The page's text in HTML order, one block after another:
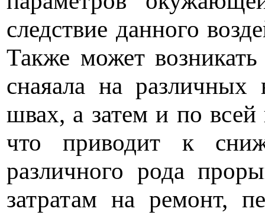
следствие данного
Также может
снаяала на различных
швах, а затем и по всей
что приводит к
различного рода
затратам на ремонт,